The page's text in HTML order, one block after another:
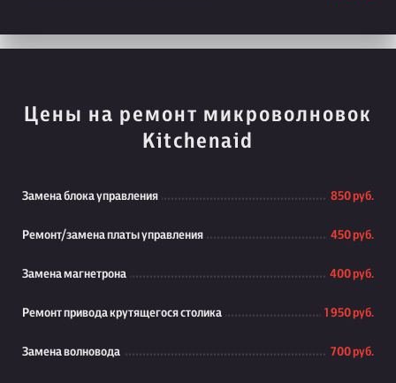
Цены на ремонт микроволновок
Kitchenaid
Замена блока управления 850 руб.
Ремонт/замена платы управления 450 руб.
Замена магнетрона 400 руб.
Ремонт привода крутящегося столика 1 950 руб.
Замена волновода 700 руб.